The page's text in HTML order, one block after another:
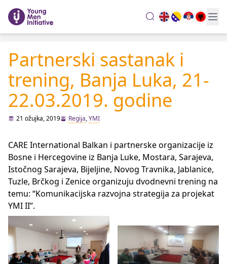
search
Partnerski sastanak i
trening, Banja Luka, 21-
22.03.2019. godine
21 ožujka, 2019 Regija,YMI
CARE International Balkan i partnerske organizacije iz
Bosne i Hercegovine iz Banja Luke, Mostara, Sarajeva,
Istočnog Sarajeva, Bijeljine, Novog Travnika, Jablanice,
Tuzle, Brčkog i Zenice organizuju dvodnevni trening na
temu: “Komunikacijska razvojna strategija za projekat
YMI II”.